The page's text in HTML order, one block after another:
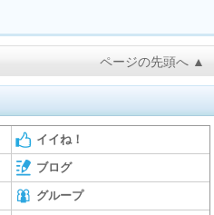
ページの先頭へ ▲
イイね！
ブログ
グループ